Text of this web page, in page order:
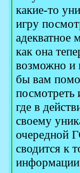
какие-то
игру
адекватное
как она
возможно и
бы вам
где в
своему
очередной
сводится к